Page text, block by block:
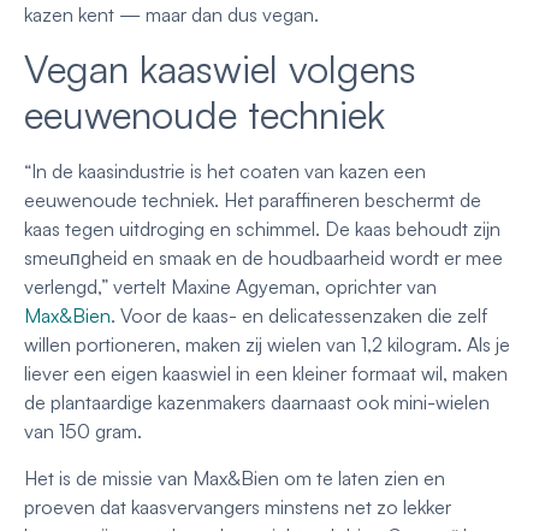
kazen kent — maar dan dus vegan.
Vegan kaaswiel volgens
eeuwenoude techniek
“In de kaasindustrie is het coaten van kazen een
eeuwenoude techniek. Het paraffineren beschermt de
kaas tegen uitdroging en schimmel. De kaas behoudt zijn
smeuпgheid en smaak en de houdbaarheid wordt er mee
verlengd,” vertelt Maxine Agyeman, oprichter van
Max&Bien. Voor de kaas- en delicatessenzaken die zelf
willen portioneren, maken zij wielen van 1,2 kilogram. Als je
liever een eigen kaaswiel in een kleiner formaat wil, maken
de plantaardige kazenmakers daarnaast ook mini-wielen
van 150 gram.
Het is de missie van Max&Bien om te laten zien en
proeven dat kaasvervangers minstens net zo lekker